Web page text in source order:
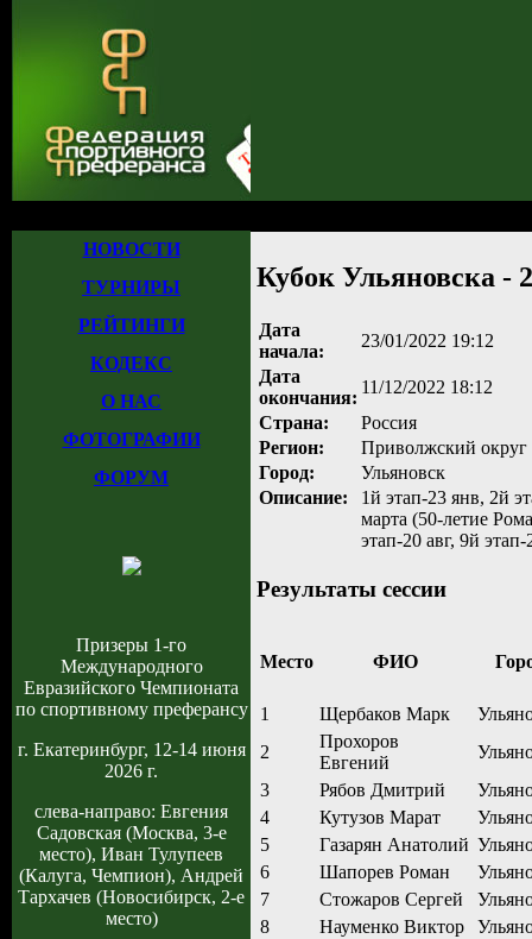
НОВОСТИ
ТУРНИРЫ
РЕЙТИНГИ
КОДЕКС
О НАС
ФОТОГРАФИИ
ФОРУМ
Призеры 1-го
Международного
Евразийского Чемпионата
по спортивному преферансу
г. Екатеринбург, 12-14 июня
2026 г.
слева-направо: Евгения
Садовская (Москва, 3-е
место), Иван Тулупеев
(Калуга, Чемпион), Андрей
Тархачев (Новосибирск, 2-е
место)
Кубок Ульяновска -
Дата
начала:
23/01/2022 19:12
Дата
окончания:
11/12/2022 18:12
Страна:
Россия
Регион:
Приволжский округ
Город:
Ульяновск
Описание:
1й этап-23 янв, 2й
марта (50-летие
этап-20 авг, 9й
Результаты сессии
Место ФИО
1 Щербаков Марк
2
Прохоров
Евгений
3
Рябов Дмитрий
4
Кутузов Марат
5
Газарян Анатолий
6
Шапорев Роман
7
Стожаров Сергей
8
Науменко Виктор